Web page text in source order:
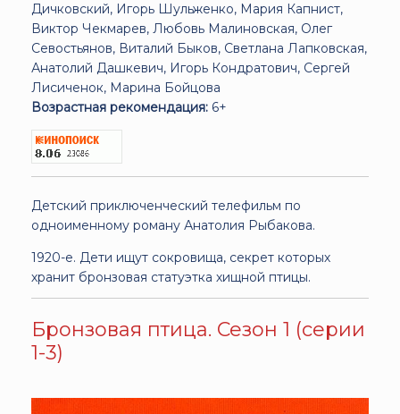
Дичковский, Игорь Шульженко, Мария Капнист,
Виктор Чекмарев, Любовь Малиновская, Олег
Севостьянов, Виталий Быков, Светлана Лапковская,
Анатолий Дашкевич, Игорь Кондратович, Сергей
Лисиченок, Марина Бойцова
Возрастная рекомендация: 6+
Детский приключенческий телефильм по
одноименному роману Анатолия Рыбакова.
1920-е. Дети ищут сокровища, секрет которых
хранит бронзовая статуэтка хищной птицы.
Бронзовая птица. Сезон 1 (серии
1-3)